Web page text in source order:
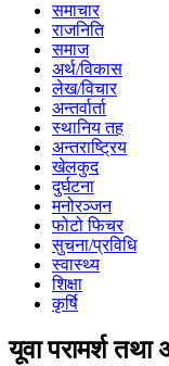
समाचार
राजनिति
समाज
अर्थ/विकास
लेख/विचार
अन्तर्वार्ता
स्थानिय तह
अन्तराष्ट्रिय
खेलकुद
दुर्घटना
मनोरञ्जन
फोटो फिचर
सुचना/प्रविधि
स्वास्थ्य
शिक्षा
कृर्षि
यूवा परामर्श